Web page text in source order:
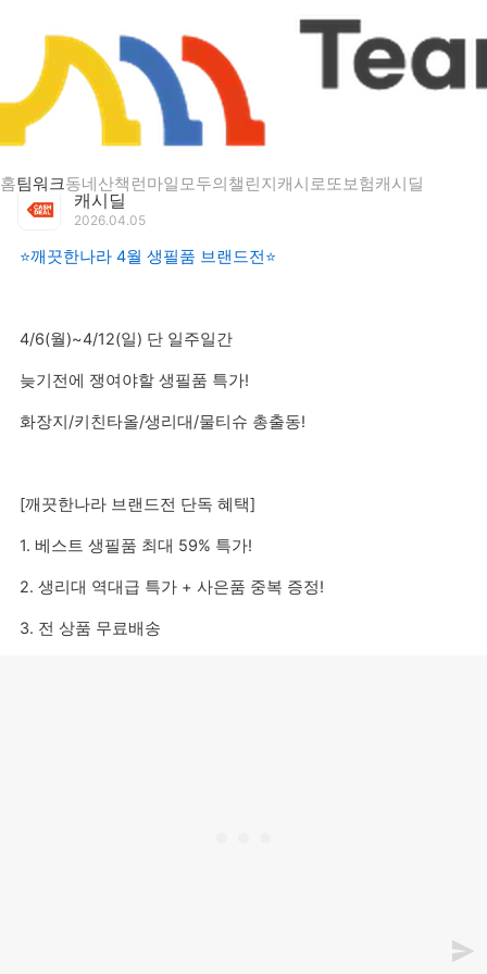
홈팀워크동네산책 런마일모두의챌린지캐시로또보험캐시딜
게시글 상세
⭐깨끗한나라 4월 생필품 브랜드전⭐
캐시딜
2026.04.05
⭐깨끗한나라 4월 생필품 브랜드전⭐
4/6(월)~4/12(일) 단 일주일간
늦기전에 쟁여야할 생필품 특가!
화장지/키친타올/생리대/물티슈 총출동!
[깨끗한나라 브랜드전 단독 혜택]
1. 베스트 생필품 최대 59% 특가!
2. 생리대 역대급 특가 + 사은품 중복 증정!
3. 전 상품 무료배송